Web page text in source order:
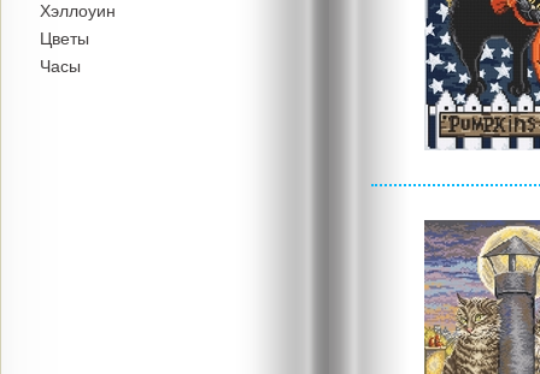
Хэллоуин
Цветы
Часы